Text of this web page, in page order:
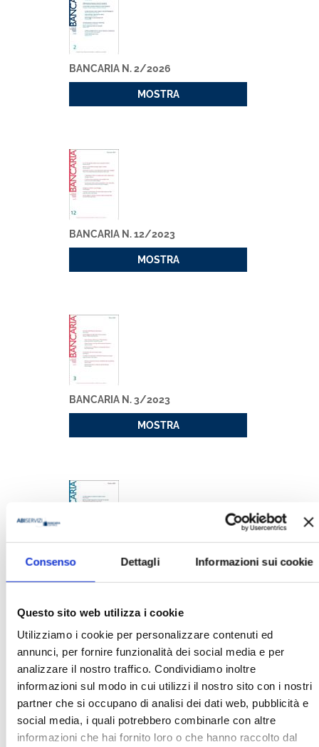
Consenso Dettagli Informazioni sui cookie
Questo sito web utilizza i cookie
Utilizziamo i cookie per personalizzare contenuti ed
annunci, per fornire funzionalità dei social media e per
analizzare il nostro traffico. Condividiamo inoltre
informazioni sul modo in cui utilizzi il nostro sito con i nostri
partner che si occupano di analisi dei dati web, pubblicità e
social media, i quali potrebbero combinarle con altre
informazioni che hai fornito loro o che hanno raccolto dal
BANCARIA N. 2/2026
MOSTRA
BANCARIA N. 12/2023
MOSTRA
BANCARIA N. 3/2023
MOSTRA
BANCARIA N. 10/2022